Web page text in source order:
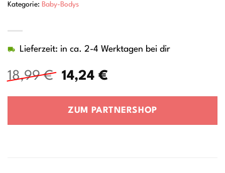
18,99€
Ursprünglicher
war:
14,24 €Aktueller
ist:
Lieferzeit: in ca. 2-4 Werktagen bei dir
ZUM PARTNERSHOP
Kategorie: Baby-Bodys